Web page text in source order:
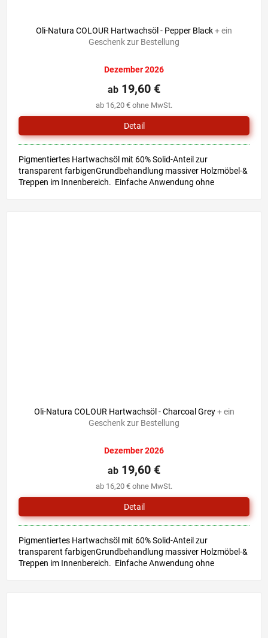
Oli-Natura COLOUR Hartwachsöl - Pepper Black+ ein
Geschenk zur Bestellung
Dezember 2026
ab 16,20 € ohne MwSt.
ab 19,60 €
Detail
Pigmentiertes Hartwachsöl mit 60% Solid-Anteil zur
transparent farbigenGrundbehandlung massiver Holzmöbel-&
Treppen im Innenbereich. Einfache Anwendung ohne
Oli-Natura COLOUR Hartwachsöl - Charcoal Grey+ ein
Geschenk zur Bestellung
Dezember 2026
ab 16,20 € ohne MwSt.
ab 19,60 €
Detail
Pigmentiertes Hartwachsöl mit 60% Solid-Anteil zur
transparent farbigenGrundbehandlung massiver Holzmöbel-&
Treppen im Innenbereich. Einfache Anwendung ohne